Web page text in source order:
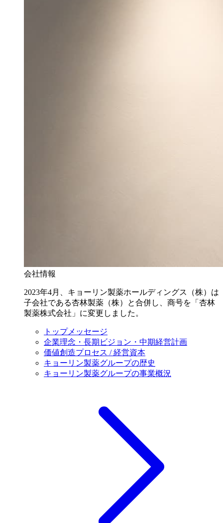
会社情報
2023年4月、キョーリン製薬ホールディングス（株）は
子会社である杏林製薬（株）と合併し、商号を「杏林
製薬株式会社」に変更しました。
トップメッセージ
企業理念・長期ビジョン・中期経営計画
価値創造プロセス / 経営資本
キョーリン製薬グループの歴史
キョーリン製薬グループの事業概況